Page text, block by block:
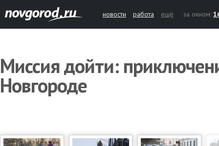
новости работа ещё за окном:
Миссия дойти:
Новгороде